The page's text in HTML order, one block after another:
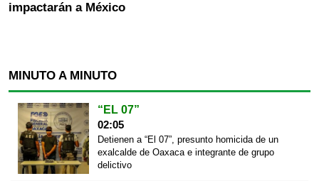
impactarán a México
MINUTO A MINUTO
“EL 07”
02:05
Detienen a “El 07”, presunto homicida de un
exalcalde de Oaxaca e integrante de grupo
delictivo